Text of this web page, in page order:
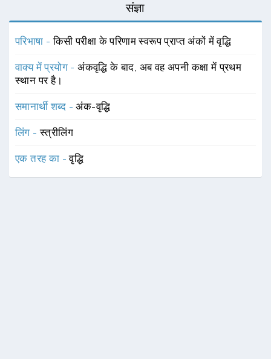
संज्ञा
परिभाषा -किसी परीक्षा के परिणाम स्वरूप प्राप्त अंकों में वृद्धि
वाक्य में प्रयोग -अंकवृद्धि के बाद, अब वह अपनी कक्षा में प्रथम
स्थान पर है।
समानार्थी शब्द -अंक-वृद्धि
लिंग -स्त्रीलिंग
एक तरह का -वृद्धि